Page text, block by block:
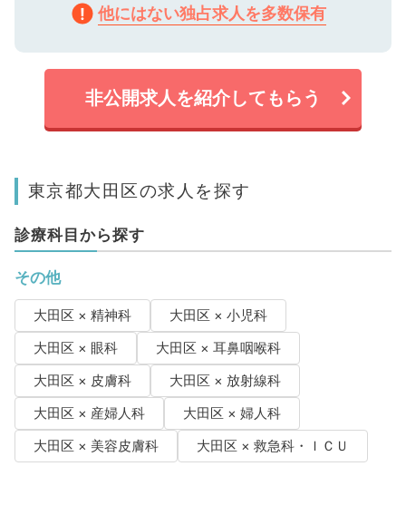
他にはない独占求人を多数保有
非公開求人を紹介してもらう
東京都大田区の求人を探す
診療科目から探す
その他
大田区 × 精神科
大田区 × 小児科
大田区 × 眼科
大田区 × 耳鼻咽喉科
大田区 × 皮膚科
大田区 × 放射線科
大田区 × 産婦人科
大田区 × 婦人科
大田区 × 美容皮膚科
大田区 × 救急科・ＩＣＵ